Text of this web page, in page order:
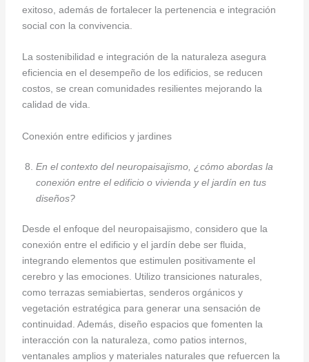
exitoso, además de fortalecer la pertenencia e integración
social con la convivencia.
La sostenibilidad e integración de la naturaleza asegura
eficiencia en el desempeño de los edificios, se reducen
costos, se crean comunidades resilientes mejorando la
calidad de vida.
Conexión entre edificios y jardines
En el contexto del neuropaisajismo, ¿cómo abordas la
conexión entre el edificio o vivienda y el jardín en tus
diseños?
Desde el enfoque del neuropaisajismo, considero que la
conexión entre el edificio y el jardín debe ser fluida,
integrando elementos que estimulen positivamente el
cerebro y las emociones. Utilizo transiciones naturales,
como terrazas semiabiertas, senderos orgánicos y
vegetación estratégica para generar una sensación de
continuidad. Además, diseño espacios que fomenten la
interacción con la naturaleza, como patios internos,
ventanales amplios y materiales naturales que refuercen la